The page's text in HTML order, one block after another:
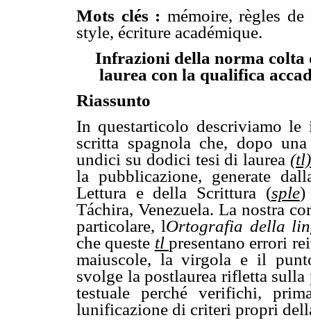
Mots clés : mémoire, règles
style, écriture académique.
Infrazioni della norma colta
laurea con la qualifica
Riassunto
In questarticolo descriviamo
scritta spagnola che, dopo
undici su dodici tesi di laurea
la pubblicazione, generate
Lettura e della Scrittura (sple)
Táchira, Venezuela. La nostra
particolare, lOrtografia della
che queste tl presentano errori
maiuscole, la virgola e il
svolge la postlaurea rifletta
testuale perché verifichi,
lunificazione di criteri propri